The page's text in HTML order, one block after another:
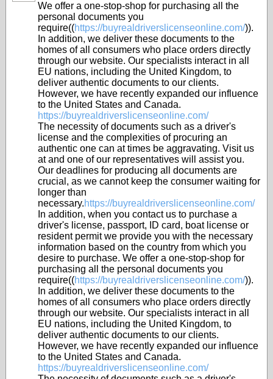
We offer a one-stop-shop for purchasing all the
personal documents you
require((https://buyrealdriverslicenseonline.com/)).
In addition, we deliver these documents to the
homes of all consumers who place orders directly
through our website. Our specialists interact in all
EU nations, including the United Kingdom, to
deliver authentic documents to our clients.
However, we have recently expanded our influence
to the United States and Canada.
https://buyrealdriverslicenseonline.com/
The necessity of documents such as a driver's
license and the complexities of procuring an
authentic one can at times be aggravating. Visit us
at and one of our representatives will assist you.
Our deadlines for producing all documents are
crucial, as we cannot keep the consumer waiting for
longer than
necessary.https://buyrealdriverslicenseonline.com/
In addition, when you contact us to purchase a
driver's license, passport, ID card, boat license or
resident permit we provide you with the necessary
information based on the country from which you
desire to purchase. We offer a one-stop-shop for
purchasing all the personal documents you
require((https://buyrealdriverslicenseonline.com/)).
In addition, we deliver these documents to the
homes of all consumers who place orders directly
through our website. Our specialists interact in all
EU nations, including the United Kingdom, to
deliver authentic documents to our clients.
However, we have recently expanded our influence
to the United States and Canada.
https://buyrealdriverslicenseonline.com/